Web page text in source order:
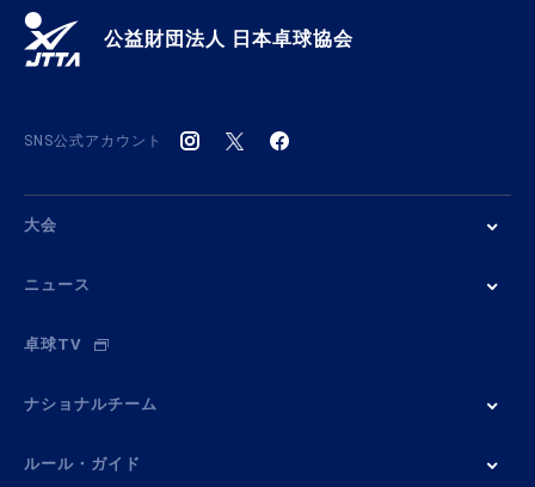
公益財団法人 日本卓球協会
SNS公式アカウント
大会
ニュース
卓球TV
ナショナルチーム
ルール・ガイド